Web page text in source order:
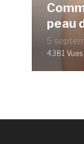
peau
5
4381 Vues